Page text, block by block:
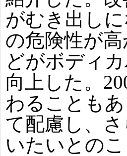
がむき出し
の危険性が
どがボディ
向上した。
わることも
て配慮し、
いたいとの